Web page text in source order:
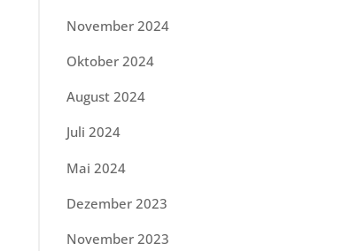
November 2024
Oktober 2024
August 2024
Juli 2024
Mai 2024
Dezember 2023
November 2023